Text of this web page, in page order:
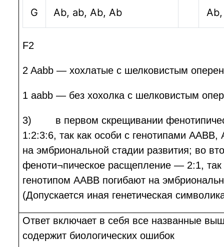
G Ab, ab, Ab, Ab
F2
2 Aabb — хохлатые с шелковистым
1 aabb — без хохолка с шелковистым
3) в первом скрещивании
1:2:3:6, так как особи с генотипами
на эмбриональной стадии развития; во
феноти¬пическое расщепление — 2:1, так
генотипом ААВВ погибают на
(Допускается иная генетическая
Ответ включает в себя все названные
содержит биологических ошибок